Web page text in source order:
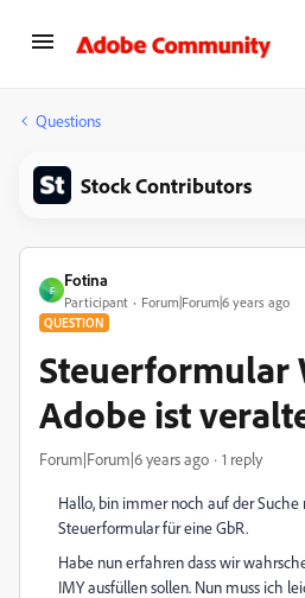
Questions
Stock Contributors
F
Fotina
Participant Forum|Forum|6 years ago
QUESTION
Steuerformular
Adobe ist
Forum|Forum|6 years ago 1 reply
Hallo, bin immer noch auf der
Steuerformular für eine GbR.
Habe nun erfahren dass wir
IMY ausfüllen sollen. Nun muss ich